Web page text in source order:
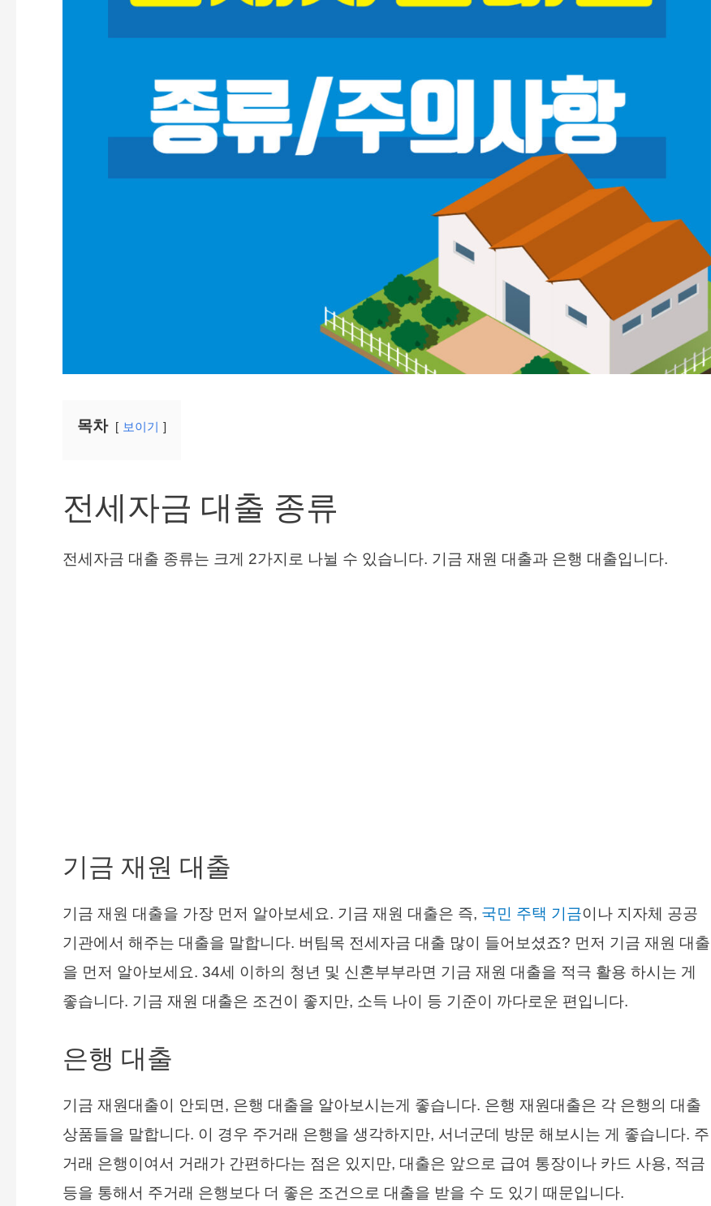
목차 보이기
전세자금 대출 종류
전세자금 대출 종류는 크게 2가지로 나뉠 수 있습니다. 기금 재원 대출과 은행 대출입니다.
기금 재원 대출
기금 재원 대출을 가장 먼저 알아보세요. 기금 재원 대출은 즉, 국민 주택 기금이나 지자체 공공
기관에서 해주는 대출을 말합니다. 버팀목 전세자금 대출 많이 들어보셨죠? 먼저 기금 재원 대출
을 먼저 알아보세요. 34세 이하의 청년 및 신혼부부라면 기금 재원 대출을 적극 활용 하시는 게
좋습니다. 기금 재원 대출은 조건이 좋지만, 소득 나이 등 기준이 까다로운 편입니다.
은행 대출
기금 재원대출이 안되면, 은행 대출을 알아보시는게 좋습니다. 은행 재원대출은 각 은행의 대출
상품들을 말합니다. 이 경우 주거래 은행을 생각하지만, 서너군데 방문 해보시는 게 좋습니다. 주
거래 은행이여서 거래가 간편하다는 점은 있지만, 대출은 앞으로 급여 통장이나 카드 사용, 적금
등을 통해서 주거래 은행보다 더 좋은 조건으로 대출을 받을 수 도 있기 때문입니다.